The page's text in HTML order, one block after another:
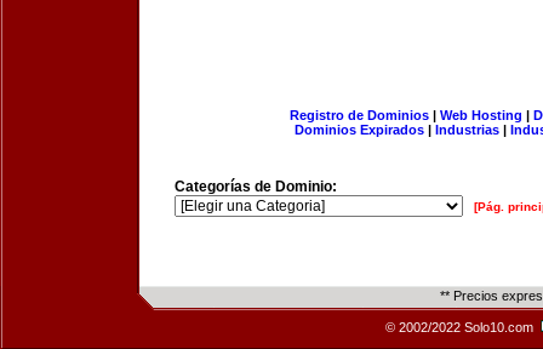
Registro de Dominios| Web Hosting |
Dominios Expirados | Industrias |
Categorías de Dominio:
[Pág.
** Precios
© 2002/2022 Solo10.com